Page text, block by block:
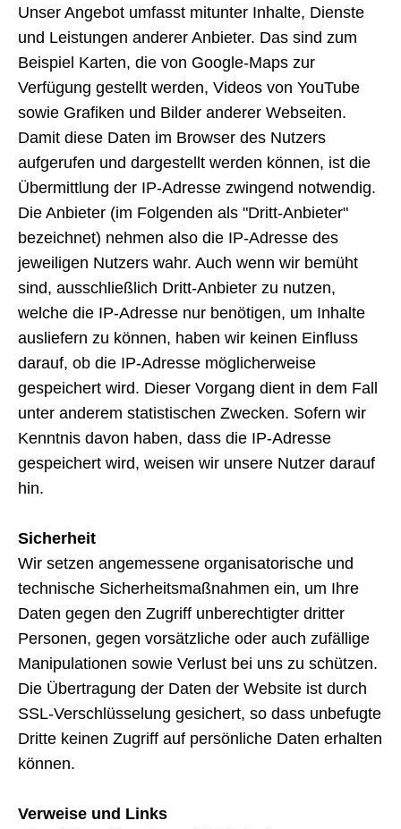
Unser Angebot umfasst mitunter Inhalte, Dienste
und Leistungen anderer Anbieter. Das sind zum
Beispiel Karten, die von Google-Maps zur
Verfügung gestellt werden, Videos von YouTube
sowie Grafiken und Bilder anderer Webseiten.
Damit diese Daten im Browser des Nutzers
aufgerufen und dargestellt werden können, ist die
Übermittlung der IP-Adresse zwingend notwendig.
Die Anbieter (im Folgenden als "Dritt-Anbieter"
bezeichnet) nehmen also die IP-Adresse des
jeweiligen Nutzers wahr. Auch wenn wir bemüht
sind, ausschließlich Dritt-Anbieter zu nutzen,
welche die IP-Adresse nur benötigen, um Inhalte
ausliefern zu können, haben wir keinen Einfluss
darauf, ob die IP-Adresse möglicherweise
gespeichert wird. Dieser Vorgang dient in dem Fall
unter anderem statistischen Zwecken. Sofern wir
Kenntnis davon haben, dass die IP-Adresse
gespeichert wird, weisen wir unsere Nutzer darauf
hin.
Sicherheit
Wir setzen angemessene organisatorische und
technische Sicherheitsmaßnahmen ein, um Ihre
Daten gegen den Zugriff unberechtigter dritter
Personen, gegen vorsätzliche oder auch zufällige
Manipulationen sowie Verlust bei uns zu schützen.
Die Übertragung der Daten der Website ist durch
SSL-Verschlüsselung gesichert, so dass unbefugte
Dritte keinen Zugriff auf persönliche Daten erhalten
können.
Verweise und Links